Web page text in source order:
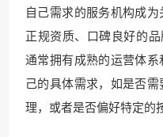
自己需求的服务机构成
正规资质、口碑良好的
通常拥有成熟的运营体
己的具体需求，如是否
理，或者是否偏好特定的